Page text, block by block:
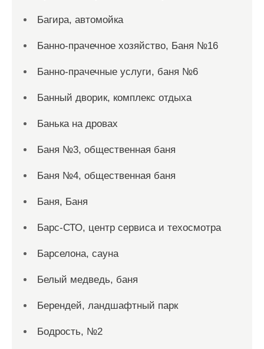
Багира, автомойка
Банно-прачечное хозяйство, Баня №16
Банно-прачечные услуги, баня №6
Банный дворик, комплекс отдыха
Банька на дровах
Баня №3, общественная баня
Баня №4, общественная баня
Баня, Баня
Барс-СТО, центр сервиса и техосмотра
Барселона, сауна
Белый медведь, баня
Берендей, ландшафтный парк
Бодрость, №2